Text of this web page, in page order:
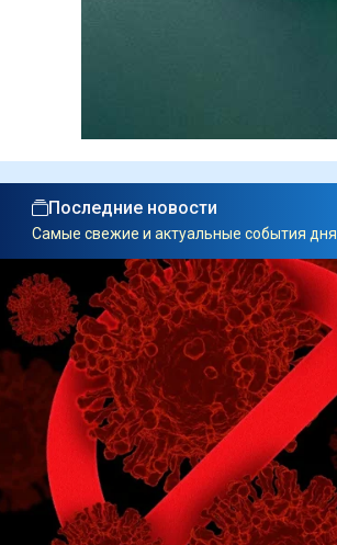
Последние новости
Самые свежие и актуальные события дня